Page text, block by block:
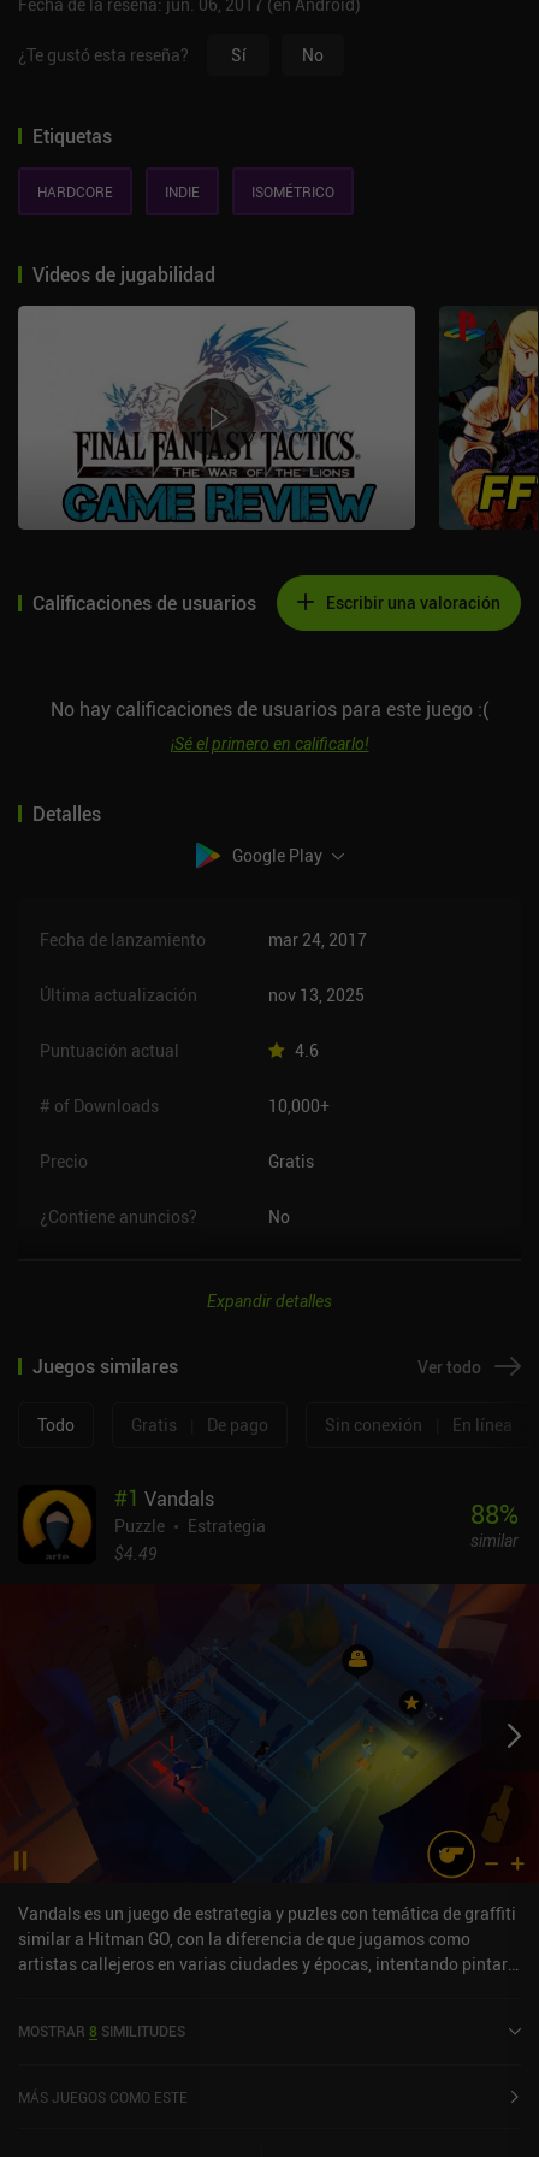
¿Te gustó esta reseña? Sí No
Etiquetas
HARDCORE INDIE ISOMÉTRICO
Videos de jugabilidad
Calificaciones de usuarios Escribir una valoración
No hay calificaciones de usuarios para este juego :(
¡Sé el primero en calificarlo!
Detalles
Google Play
Fecha de lanzamiento mar 24, 2017
Última actualización nov 13, 2025
Puntuación actual 4.6
# of Downloads 10,000+
Precio Gratis
¿Contiene anuncios? No
Expandir detalles
Juegos similares Ver todo
Todo Gratis De pago Sin conexión En línea
#1 Vandals
Puzzle
Estrategia
$4.49
88%
similar
Vandals es un juego de estrategia y puzles con temática de graffiti
similar a Hitman GO, con la diferencia de que jugamos como
artistas callejeros en varias ciudades y épocas, intentando pintar
personaje un espacio cada vez, y nuestros enemigos van desde
duermen en el trabajo. Nuestro objetivo es llegar al lugar
MOSTRAR 8 SIMILITUDES
MÁS JUEGOS COMO ESTE